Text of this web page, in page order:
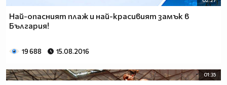
Най-опасният плаж и най-красивият замък в
България!
19 688 15.08.2016
01:35